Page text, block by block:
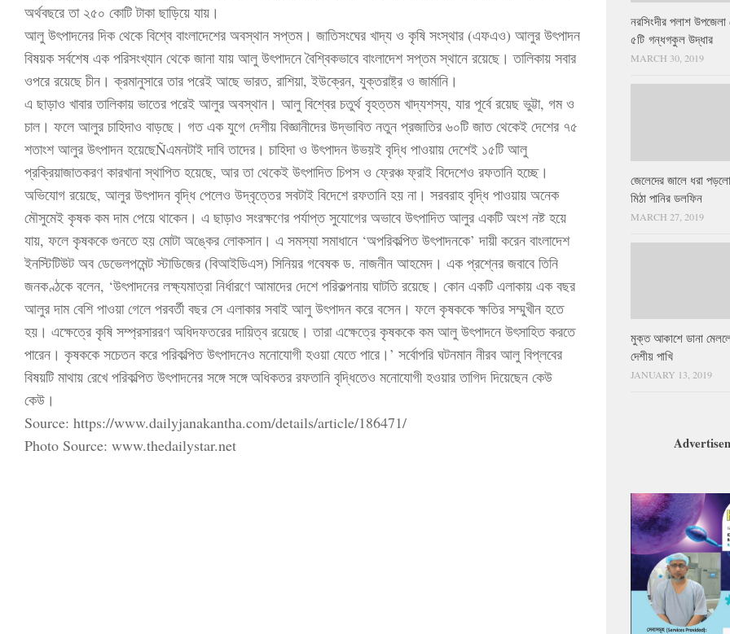
অর্থবছরে তা ২৫০ কোটি টাকা ছাড়িয়ে যায়।
আলু উৎপাদনের দিক থেকে বিশ্বে বাংলাদেশের অবস্থান সপ্তম। জাতিসংঘের খাদ্য ও কৃষি সংস্থার (এফএও) আলুর উৎপাদন
বিষয়ক সর্বশেষ এক পরিসংখ্যান থেকে জানা যায় আলু উৎপাদনে বৈশ্বিকভাবে বাংলাদেশ সপ্তম স্থানে রয়েছে। তালিকায় সবার
ওপরে রয়েছে চীন। ক্রমানুসারে তার পরেই আছে ভারত, রাশিয়া, ইউক্রেন, যুক্তরাষ্ট্র ও জার্মানি।
এ ছাড়াও খাবার তালিকায় ভাতের পরেই আলুর অবস্থান। আলু বিশ্বের চতুর্থ বৃহত্তম খাদ্যশস্য, যার পূর্বে রয়েছ ভুট্টা, গম ও
চাল। ফলে আলুর চাহিদাও বাড়ছে। গত এক যুগে দেশীয় বিজ্ঞানীদের উদ্ভাবিত নতুন প্রজাতির ৬০টি জাত থেকেই দেশের ৭৫
শতাংশ আলুর উৎপাদন হয়েছেÑএমনটাই দাবি তাদের। চাহিদা ও উৎপাদন উভয়ই বৃদ্ধি পাওয়ায় দেশেই ১৫টি আলু
প্রক্রিয়াজাতকরণ কারখানা স্থাপিত হয়েছে, আর তা থেকেই উৎপাদিত চিপস ও ফ্রেঞ্চ ফ্রাই বিদেশেও রফতানি হচ্ছে।
অভিযোগ রয়েছে, আলুর উৎপাদন বৃদ্ধি পেলেও উদ্বৃত্তের সবটাই বিদেশে রফতানি হয় না। সরবরাহ বৃদ্ধি পাওয়ায় অনেক
মৌসুমেই কৃষক কম দাম পেয়ে থাকেন। এ ছাড়াও সংরক্ষণের পর্যাপ্ত সুযোগের অভাবে উৎপাদিত আলুর একটি অংশ নষ্ট হয়ে
যায়, ফলে কৃষককে গুনতে হয় মোটা অঙ্কের লোকসান। এ সমস্যা সমাধানে ‘অপরিকল্পিত উৎপাদনকে’ দায়ী করেন বাংলাদেশ
ইনস্টিটিউট অব ডেভেলপমেন্ট স্টাডিজের (বিআইডিএস) সিনিয়র গবেষক ড. নাজনীন আহমেদ। এক প্রশ্নের জবাবে তিনি
জনকণ্ঠকে বলেন, ‘উৎপাদনের লক্ষ্যমাত্রা নির্ধারণে আমাদের দেশে পরিকল্পনায় ঘাটতি রয়েছে। কোন একটি এলাকায় এক বছর
আলুর দাম বেশি পাওয়া গেলে পরবর্তী বছর সে এলাকার সবাই আলু উৎপাদন করে বসেন। ফলে কৃষককে ক্ষতির সম্মুখীন হতে
হয়। এক্ষেত্রে কৃষি সম্প্রসাররণ অধিদফতরের দায়িত্ব রয়েছে। তারা এক্ষেত্রে কৃষককে কম আলু উৎপাদনে উৎসাহিত করতে
পারেন। কৃষককে সচেতন করে পরিকল্পিত উৎপাদনেও মনোযোগী হওয়া যেতে পারে।’ সর্বোপরি ঘটনমান নীরব আলু বিপ্লবের
বিষয়টি মাথায় রেখে পরিকল্পিত উৎপাদনের সঙ্গে সঙ্গে অধিকতর রফতানি বৃদ্ধিতেও মনোযোগী হওয়ার তাগিদ দিয়েছেন কেউ
কেউ।
Source: https://www.dailyjanakantha.com/details/article/186471/
Photo Source: www.thedailystar.net
নরসিংদীর পলাশ উপজেলা
৫টি গন্ধগকুল উদ্ধার
MARCH 30, 2019
জেলেদের জালে ধরা
মিঠা পানির ডলফিন
MARCH 27, 2019
মুক্ত আকাশে ডানা
দেশীয় পাখি
JANUARY 13, 2019